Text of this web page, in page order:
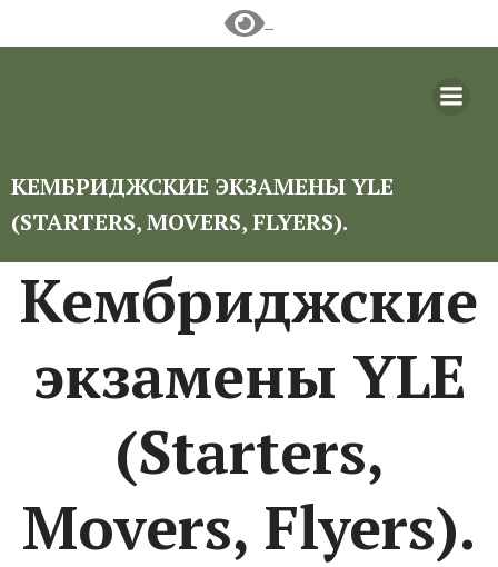
КЕМБРИДЖСКИЕ ЭКЗАМЕНЫ YLE
(STARTERS, MOVERS, FLYERS).
Кембриджские
экзамены YLE
(Starters,
Movers, Flyers).